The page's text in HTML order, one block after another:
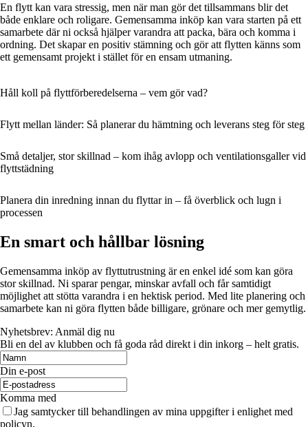
En flytt kan vara stressig, men när man gör det tillsammans blir det
både enklare och roligare. Gemensamma inköp kan vara starten på ett
samarbete där ni också hjälper varandra att packa, bära och komma i
ordning. Det skapar en positiv stämning och gör att flytten känns som
ett gemensamt projekt i stället för en ensam utmaning.
Håll koll på flyttförberedelserna – vem gör vad?
Flytt mellan länder: Så planerar du hämtning och leverans steg för steg
Små detaljer, stor skillnad – kom ihåg avlopp och ventilationsgaller vid
flyttstädning
Planera din inredning innan du flyttar in – få överblick och lugn i
processen
En smart och hållbar lösning
Gemensamma inköp av flyttutrustning är en enkel idé som kan göra
stor skillnad. Ni sparar pengar, minskar avfall och får samtidigt
möjlighet att stötta varandra i en hektisk period. Med lite planering och
samarbete kan ni göra flytten både billigare, grönare och mer gemytlig.
Nyhetsbrev: Anmäl dig nu
Bli en del av klubben och få goda råd direkt i din inkorg – helt gratis.
Din e-post
Komma med
Jag samtycker till behandlingen av mina uppgifter i enlighet med
policyn.